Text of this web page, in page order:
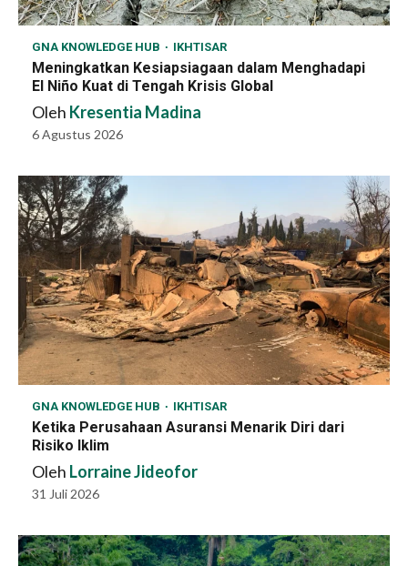
GNA KNOWLEDGE HUB IKHTISAR
Meningkatkan Kesiapsiagaan dalam Menghadapi
El Niño Kuat di Tengah Krisis Global
Oleh Kresentia Madina
6 Agustus 2026
GNA KNOWLEDGE HUB IKHTISAR
Ketika Perusahaan Asuransi Menarik Diri dari
Risiko Iklim
Oleh Lorraine Jideofor
31 Juli 2026